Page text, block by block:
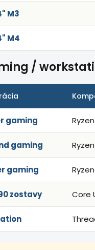
M3
M4
/
gaming
gaming
gaming
zostavy Core